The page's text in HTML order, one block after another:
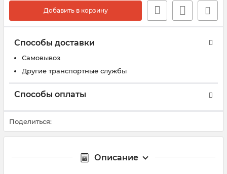
Добавить в корзину
Способы доставки
Самовывоз
Другие транспортные службы
Способы оплаты
Поделиться:
Описание